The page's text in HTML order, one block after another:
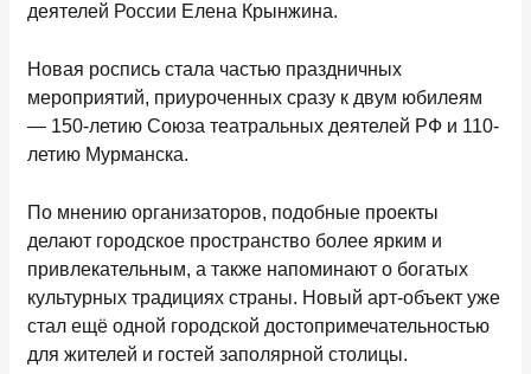
деятелей России Елена Крынжина.
Новая роспись стала частью праздничных
мероприятий, приуроченных сразу к двум юбилеям
— 150-летию Союза театральных деятелей РФ и 110-
летию Мурманска.
По мнению организаторов, подобные проекты
делают городское пространство более ярким и
привлекательным, а также напоминают о богатых
культурных традициях страны. Новый арт-объект уже
стал ещё одной городской достопримечательностью
для жителей и гостей заполярной столицы.